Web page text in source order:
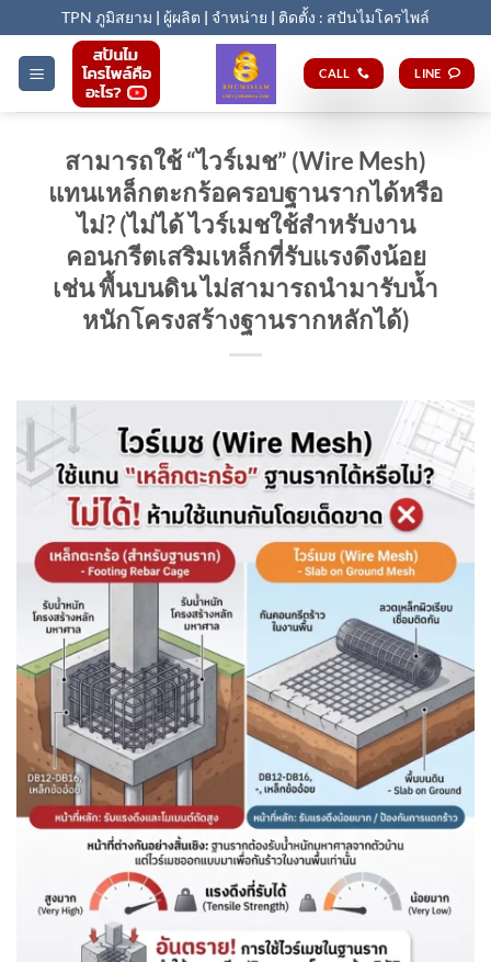
to
content
TPN ภูมิสยาม | ผู้ผลิต | จำหน่าย | ติดตั้ง : สปันไมโครไพล์
CALL LINE
สามารถใช้ “ไวร์เมช” (Wire Mesh)
แทนเหล็กตะกร้อครอบฐานรากได้หรือ
ไม่? (ไม่ได้ ไวร์เมชใช้สำหรับงาน
คอนกรีตเสริมเหล็กที่รับแรงดึงน้อย
เช่น พื้นบนดิน ไม่สามารถนำมารับน้ำ
หนักโครงสร้างฐานรากหลักได้)